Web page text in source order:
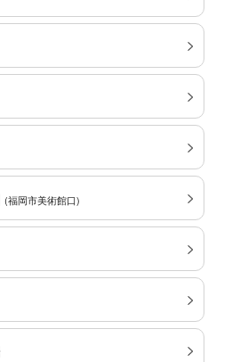
(福岡市美術館口)